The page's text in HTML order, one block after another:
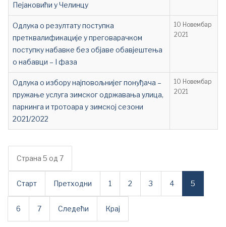
Пејаковићи у Челинцу
Одлука о резултату поступка
претквалификације у преговарачком
поступку набавке без објаве обавјештења
о набавци – I фаза
10 Новембар
2021
Одлука о избору најповољнијег понуђача –
пружање услуга зимског одржавања улица,
паркинга и тротоара у зимској сезони
2021/2022
10 Новембар
2021
Страна 5 од 7
Старт Претходни 1 2 3 4 5
6 7 Следећи Крај